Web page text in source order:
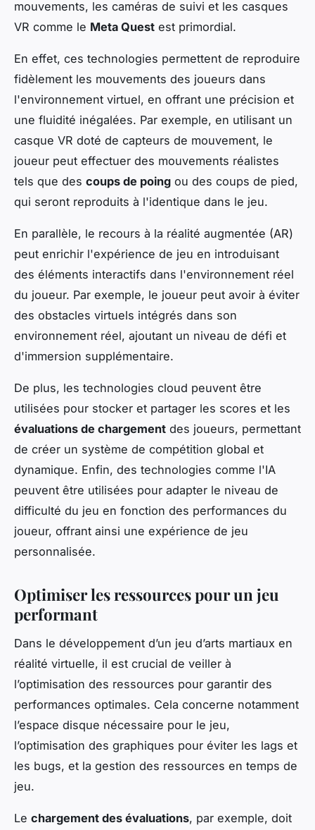
mouvements, les caméras de suivi et les casques
VR comme le Meta Quest est primordial.
En effet, ces technologies permettent de reproduire
fidèlement les mouvements des joueurs dans
l'environnement virtuel, en offrant une précision et
une fluidité inégalées. Par exemple, en utilisant un
casque VR doté de capteurs de mouvement, le
joueur peut effectuer des mouvements réalistes
tels que des coups de poing ou des coups de pied,
qui seront reproduits à l'identique dans le jeu.
En parallèle, le recours à la réalité augmentée (AR)
peut enrichir l'expérience de jeu en introduisant
des éléments interactifs dans l'environnement réel
du joueur. Par exemple, le joueur peut avoir à éviter
des obstacles virtuels intégrés dans son
environnement réel, ajoutant un niveau de défi et
d'immersion supplémentaire.
De plus, les technologies cloud peuvent être
utilisées pour stocker et partager les scores et les
évaluations de chargement des joueurs, permettant
de créer un système de compétition global et
dynamique. Enfin, des technologies comme l'IA
peuvent être utilisées pour adapter le niveau de
difficulté du jeu en fonction des performances du
joueur, offrant ainsi une expérience de jeu
personnalisée.
Optimiser les ressources pour un jeu
performant
Dans le développement d’un jeu d’arts martiaux en
réalité virtuelle, il est crucial de veiller à
l’optimisation des ressources pour garantir des
performances optimales. Cela concerne notamment
l’espace disque nécessaire pour le jeu,
l’optimisation des graphiques pour éviter les lags et
les bugs, et la gestion des ressources en temps de
jeu.
Le chargement des évaluations, par exemple, doit